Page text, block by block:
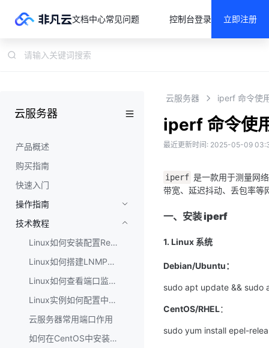
文档中心常见问题 控制台登录 立即注册
云服务器
产品概述
购买指南
快速入门
操作指南
技术教程
Linux如何安装配置Redis
Linux如何搭建LNMP环境
Linux如何查看端口监听情况
Linux实例如何配置中文支持
云服务器常用端口作用
如何在CentOS中安装Docker
云服务器 iperf 命令使
iperf 命令使
最近更新时间: 2025-05-09
iperf 是一款用于测量网
带宽、延迟抖动、丢包率
一、安装 iperf
1. Linux 系统
Debian/Ubuntu：
sudo apt update && sudo
CentOS/RHEL：
sudo yum install epel-